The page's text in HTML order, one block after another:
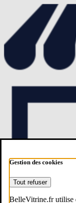
Gestion des cookies
Tout refuser
BelleVitrine.fr utilise